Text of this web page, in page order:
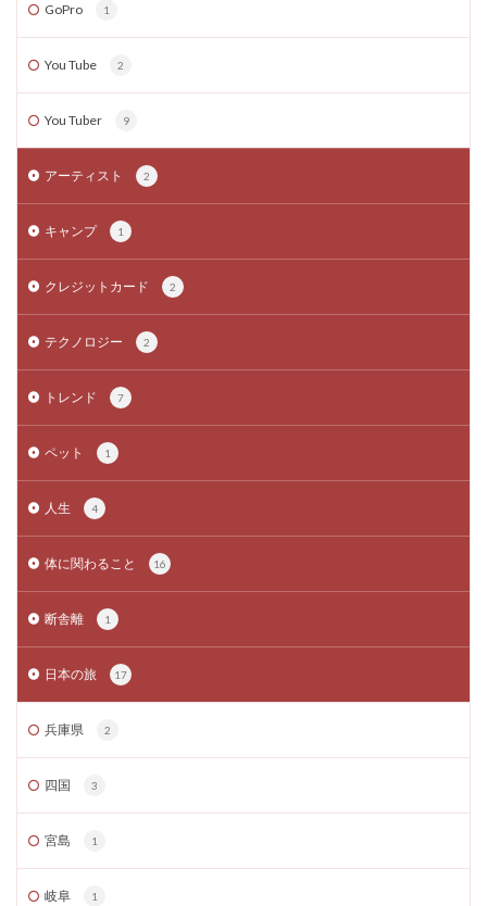
GoPro 1
You Tube 2
You Tuber 9
アーティスト 2
キャンプ 1
クレジットカード 2
テクノロジー 2
トレンド 7
ペット 1
人生 4
体に関わること 16
断舎離 1
日本の旅 17
兵庫県 2
四国 3
宮島 1
岐阜 1